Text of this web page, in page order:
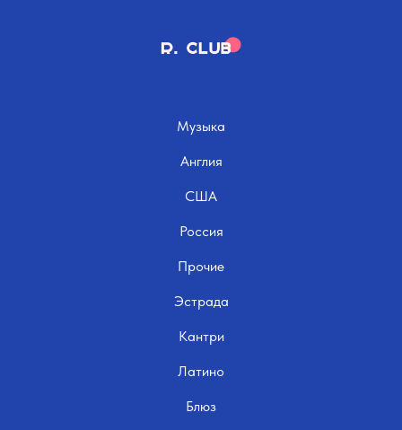
Музыка
Англия
США
Россия
Прочие
Эстрада
Кантри
Латино
Блюз